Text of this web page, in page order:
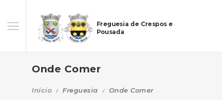
Freguesia de Crespos e
Pousada
Onde Comer
Início Freguesia Onde Comer